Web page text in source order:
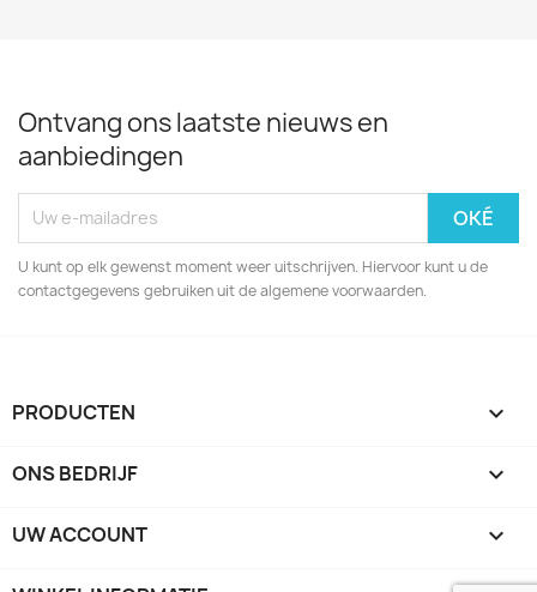
Ontvang ons laatste nieuws en
aanbiedingen
U kunt op elk gewenst moment weer uitschrijven. Hiervoor kunt u de
contactgegevens gebruiken uit de algemene voorwaarden.
PRODUCTEN 
ONS BEDRIJF 
UW ACCOUNT 